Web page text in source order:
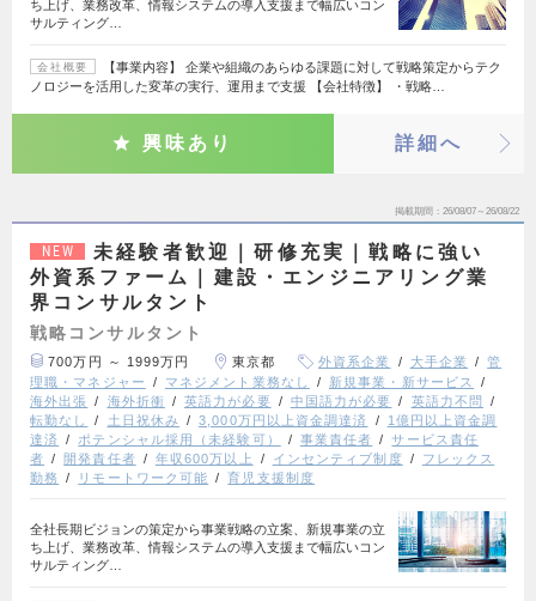
ち上げ、業務改革、情報システムの導入支援まで幅広いコン
サルティング…
会社概要
【事業内容】 企業や組織のあらゆる課題に対して戦略策定からテク
ノロジーを活用した変革の実行、運用まで支援 【会社特徴】 ・戦略…
興味あり 詳細へ
掲載期間 26/08/07～26/08/22
NEW
未経験者歓迎｜研修充実｜戦略に強い
外資系ファーム｜建設・エンジニアリング業
界コンサルタント
戦略コンサルタント
700万円 ～ 1999万円 東京都 外資系企業 大手企業
管
理職・マネジャー
マネジメント業務なし
新規事業・新サービス
海外出張
海外折衝 英語力が必要 中国語力が必要
英語力不問
転勤なし
土日祝休み 3,000万円以上資金調達済
1億円以上資金調
達済
ポテンシャル採用（未経験可） 事業責任者
サービス責任
者
開発責任者 年収600万以上 インセンティブ制度
フレックス
勤務
リモートワーク可能 育児支援制度
全社長期ビジョンの策定から事業戦略の立案、新規事業の立
ち上げ、業務改革、情報システムの導入支援まで幅広いコン
サルティング…